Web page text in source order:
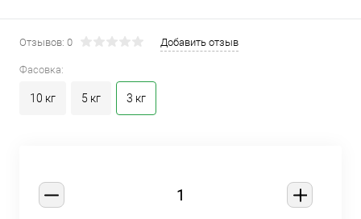
Отзывов: 0 Добавить отзыв
Фасовка:
10 кг 5 кг 3 кг